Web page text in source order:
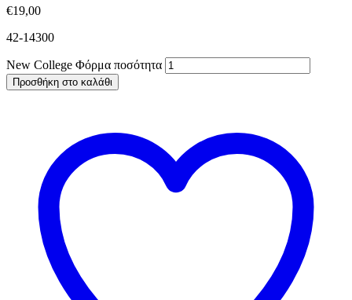
€19,00
42-14300
New College Φόρμα ποσότητα
Προσθήκη στο καλάθι